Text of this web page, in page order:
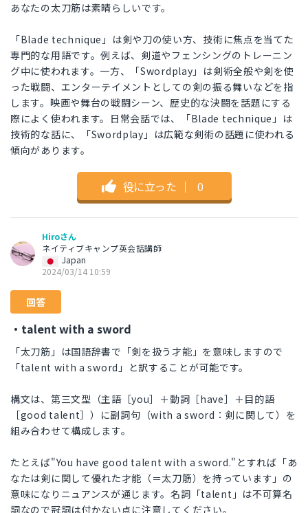
あなたの太刀筋は素晴らしいです。
「Blade technique」は剣や刀の使い方、技術に焦点を当てた
専門的な用語です。例えば、剣道やフェンシングのトレーニン
グ中に使われます。一方、「Swordplay」は剣術全般や剣を使
った戦闘、エンターテイメントとしての剣の振る舞いなどを指
します。映画や舞台の戦闘シーン、歴史的な決闘を話題にする
際によく使われます。日常会話では、「Blade technique」は
技術的な話に、「Swordplay」は広範な剣術の話題に使われる
傾向があります。
役に立った ｜ 0
Hiroさん
ネイティブキャンプ英会話講師
Japan
2024/03/14 10:59
回答
・talent with a sword
「太刀筋」は国語辞書で「剣を扱う才能」を意味しますので
「talent with a sword」と訳することが可能です。
構文は、第三文型（主語［you］＋動詞［have］＋目的語
［good talent］）に副詞句（with a sword：剣に関して）を
組み合わせて構成します。
たとえば"You have good talent with a sword."とすれば「あ
なたは剣に関して優れた才能（＝太刀筋）を持っています」の
意味になりニュアンスが通じます。名詞「talent」は不可算名
詞なので冠詞は付かない点に注意してください。